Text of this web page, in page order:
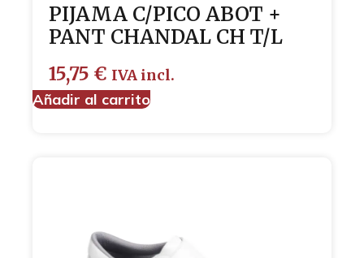
PIJAMA C/PICO ABOT +
PANT CHANDAL CH T/L
15,75 € IVA incl.
Añadir al carrito